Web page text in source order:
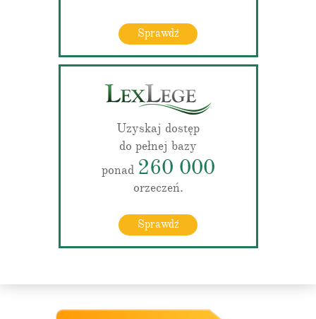
Sprawdź
Uzyskaj dostęp
do pełnej bazy
ponad 260 000
orzeczeń.
Sprawdź